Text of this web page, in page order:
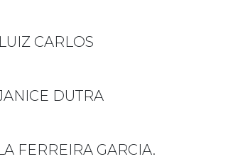
CARLOS
DUTRA
FERREIRA GARCIA.